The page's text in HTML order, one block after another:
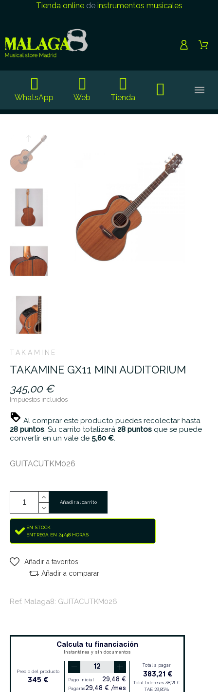
Tienda onlinede instrumentos musicales
WhatsApp Web Tienda
TAKAMINE
TAKAMINE GX11 MINI AUDITORIUM
345,00 €
Impuestos incluidos
Al comprar este producto puedes recolectar hasta
28 puntos. Su carrito totalizará 28 puntos que se puede
convertir en un vale de 5,60 €.
GUITACUTKM026
Añadir al carrito
EN STOCK
ENTREGA EN 24/48 HORAS
Añadir a favoritos
Añadir a comparar
Ref. Malaga8: GUITACUTKM026